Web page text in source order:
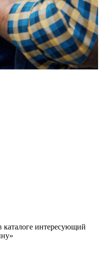
каталоге интересующий